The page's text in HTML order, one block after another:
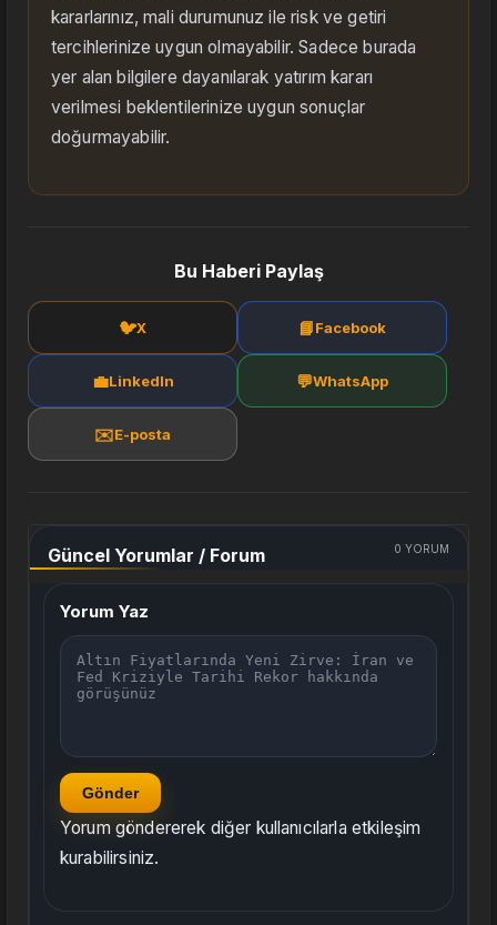
kararlarınız, mali durumunuz ile risk ve getiri
tercihlerinize uygun olmayabilir. Sadece burada
yer alan bilgilere dayanılarak yatırım kararı
verilmesi beklentilerinize uygun sonuçlar
doğurmayabilir.
Bu Haberi Paylaş
🐦X 📘Facebook
💼LinkedIn 💬WhatsApp
✉️E-posta
Güncel Yorumlar / Forum 0 YORUM
Yorum Yaz
Gönder
Yorum göndererek diğer kullanıcılarla etkileşim
kurabilirsiniz.